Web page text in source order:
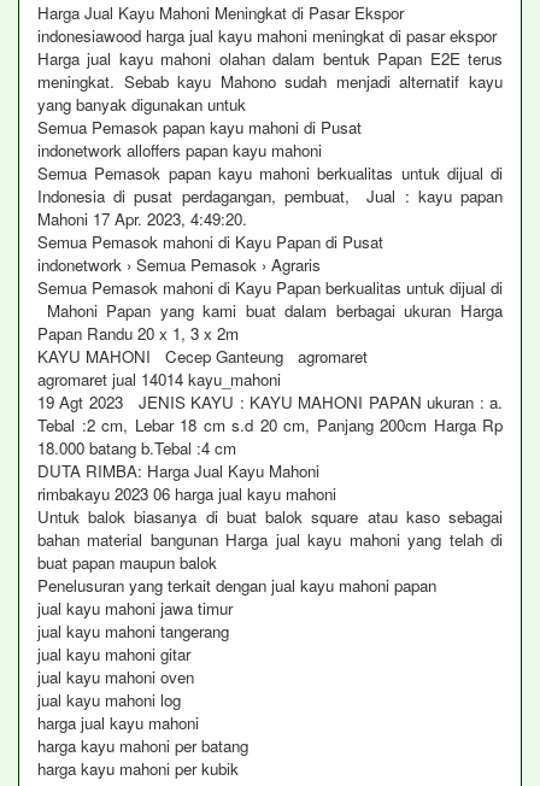
Harga Jual Kayu Mahoni Meningkat di Pasar Ekspor
indonesiawood harga jual kayu mahoni meningkat di pasar ekspor
Harga jual kayu mahoni olahan dalam bentuk Papan E2E terus
meningkat. Sebab kayu Mahono sudah menjadi alternatif kayu
yang banyak digunakan untuk
Semua Pemasok papan kayu mahoni di Pusat
indonetwork alloffers papan kayu mahoni
Semua Pemasok papan kayu mahoni berkualitas untuk dijual di
Indonesia di pusat perdagangan, pembuat, Jual : kayu papan
Mahoni 17 Apr. 2023, 4:49:20.
Semua Pemasok mahoni di Kayu Papan di Pusat
indonetwork › Semua Pemasok › Agraris
Semua Pemasok mahoni di Kayu Papan berkualitas untuk dijual di
Mahoni Papan yang kami buat dalam berbagai ukuran Harga
Papan Randu 20 x 1, 3 x 2m
KAYU MAHONI Cecep Ganteung agromaret
agromaret jual 14014 kayu_mahoni
19 Agt 2023 JENIS KAYU : KAYU MAHONI PAPAN ukuran : a.
Tebal :2 cm, Lebar 18 cm s.d 20 cm, Panjang 200cm Harga Rp
18.000 batang b.Tebal :4 cm
DUTA RIMBA: Harga Jual Kayu Mahoni
rimbakayu 2023 06 harga jual kayu mahoni
Untuk balok biasanya di buat balok square atau kaso sebagai
bahan material bangunan Harga jual kayu mahoni yang telah di
buat papan maupun balok
Penelusuran yang terkait dengan jual kayu mahoni papan
jual kayu mahoni jawa timur
jual kayu mahoni tangerang
jual kayu mahoni gitar
jual kayu mahoni oven
jual kayu mahoni log
harga jual kayu mahoni
harga kayu mahoni per batang
harga kayu mahoni per kubik